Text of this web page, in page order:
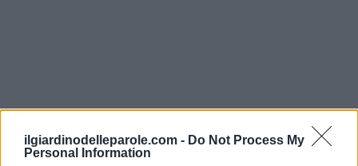
ilgiardinodelleparole.com - Do Not Process My
Personal Information
Inserisci tutte le lettere del puzzle: